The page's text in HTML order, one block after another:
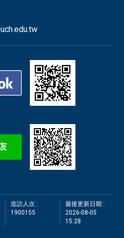
造訪人次 :
1900155
最後更新日期 :
2026-08-05
15:28